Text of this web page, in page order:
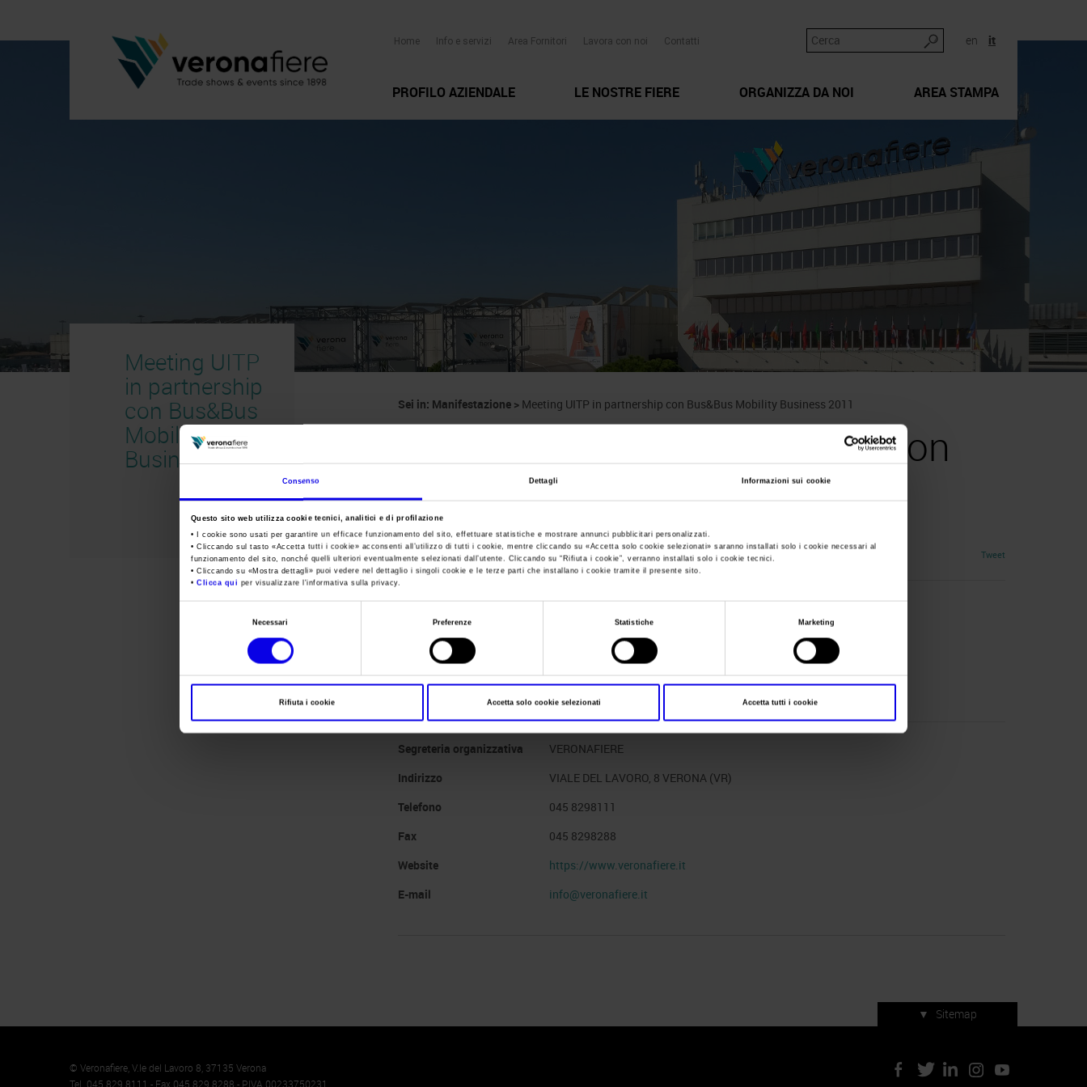
Consenso Dettagli Informazioni sui cookie
Questo sito web utilizza cookie tecnici, analitici e di profilazione
• I cookie sono usati per garantire un efficace funzionamento del sito, effettuare statistiche e mostrare annunci pubblicitari personalizzati.
• Cliccando sul tasto «Accetta tutti i cookie» acconsenti all’utilizzo di tutti i cookie, mentre cliccando su «Accetta solo cookie selezionati» saranno installati solo i cookie necessari al
funzionamento del sito, nonché quelli ulteriori eventualmente selezionati dall’utente. Cliccando su “ Rifiuta i cookie”, verranno installati solo i cookie tecnici.
• Cliccando su «Mostra dettagli» puoi vedere nel dettaglio i singoli cookie e le terze parti che installano i cookie tramite il presente sito.
•Clicca qui per visualizzare l'informativa sulla privacy.
Necessari Preferenze Statistiche Marketing
Rifiuta i cookie Accetta solo cookie selezionati Accetta tutti i cookie
en it
Home Info e servizi Area Fornitori Lavora con noi Contatti
PROFILO AZIENDALE LE NOSTRE FIERE ORGANIZZA DA NOI AREA STAMPA
Meeting UITP
in partnership
con Bus&Bus
Mobility
Business 2011
Sei in: Manifestazione> Meeting UITP in partnership con Bus&Bus Mobility Business 2011
Meeting UITP in partnership con
Bus&Bus Mobility Business
Tweet
Data
11/11/2011 - 11/11/2011
Frequenza
Website
Segreteria organizzativa
VERONAFIERE
Indirizzo
VIALE DEL LAVORO, 8 VERONA (VR)
Telefono
045 8298111
Fax
045 8298288
Website
https://www.veronafiere.it
E-mail
info@veronafiere.it
▼ Sitemap
Memento Servizi di manifestazione
© Veronafiere, V.le del Lavoro 8, 37135 Verona
Tel. 045 829 8111 - Fax 045 829 8288 - P.IVA 00233750231